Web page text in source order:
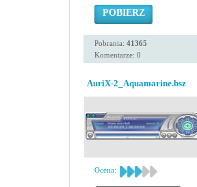
POBIERZ
Pobrania: 41365
Komentarze: 0
AuriX-2_Aquamarine.bsz
Ocena: